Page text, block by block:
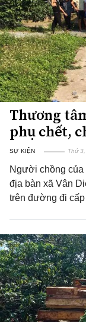
Thương
phụ chết,
SỰ KIỆN Thứ
Người chồng của
địa bàn xã Vân
trên đường đi